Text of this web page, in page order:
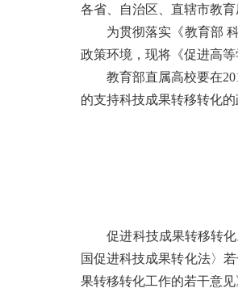
各省、自治区、直辖市教
为贯彻落实《教育部 科
政策环境，现将《促进高
教育部直属高校要在
的支持科技成果转移转
促进科技成果转移转化
国促进科技成果转化法〉
果转移转化工作的若干意